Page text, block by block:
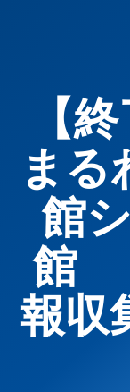
【
まる
館
館
報収